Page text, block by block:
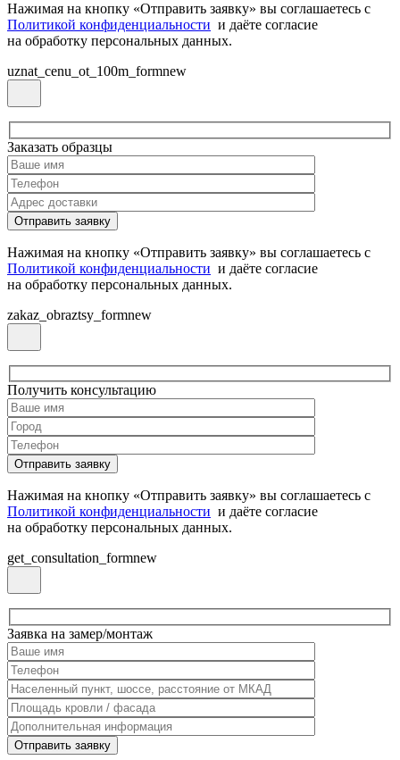
Нажимая на кнопку «Отправить заявку» вы соглашаетесь с
Политикой конфиденциальности и даёте согласие
на обработку персональных данных.
uznat_cenu_ot_100m_formnew
Заказать образцы
Нажимая на кнопку «Отправить заявку» вы соглашаетесь с
Политикой конфиденциальности и даёте согласие
на обработку персональных данных.
zakaz_obraztsy_formnew
Получить консультацию
Нажимая на кнопку «Отправить заявку» вы соглашаетесь с
Политикой конфиденциальности и даёте согласие
на обработку персональных данных.
get_consultation_formnew
Заявка на замер/монтаж